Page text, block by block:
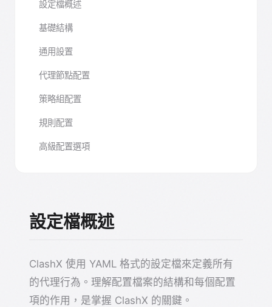
設定檔概述
基礎結構
通用設置
代理節點配置
策略組配置
規則配置
高級配置選項
設定檔概述
ClashX 使用 YAML 格式的設定檔來定義所有
的代理行為。理解配置檔案的結構和每個配置
項的作用，是掌握 ClashX 的關鍵。